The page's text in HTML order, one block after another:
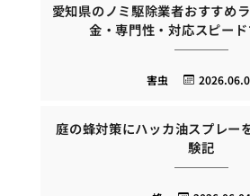
愛知県のノミ駆除業者おすすめ
金・専門性・対応スピー
害虫
庭の蜂対策にハッカ油スプレー
験記